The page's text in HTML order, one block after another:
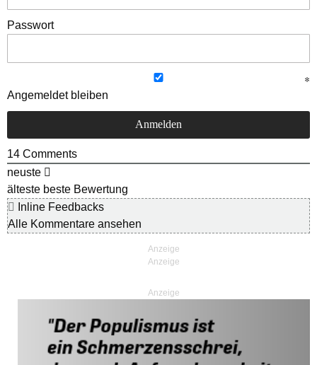
Passwort
Angemeldet bleiben
14 Comments
neuste
älteste beste Bewertung
Inline Feedbacks
Alle Kommentare ansehen
Anzeige